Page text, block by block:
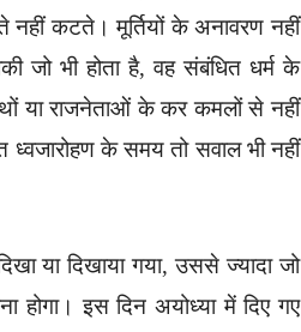
नहीं कटते। मूर्तियों के अनावरण नहीं
जो भी होता है, वह संबंधित धर्म के
या राजनेताओं के कर कमलों से नहीं
ध्वजारोहण के समय तो सवाल भी नहीं
या दिखाया गया, उससे ज्यादा जो
इस दिन अयोध्या में दिए गए